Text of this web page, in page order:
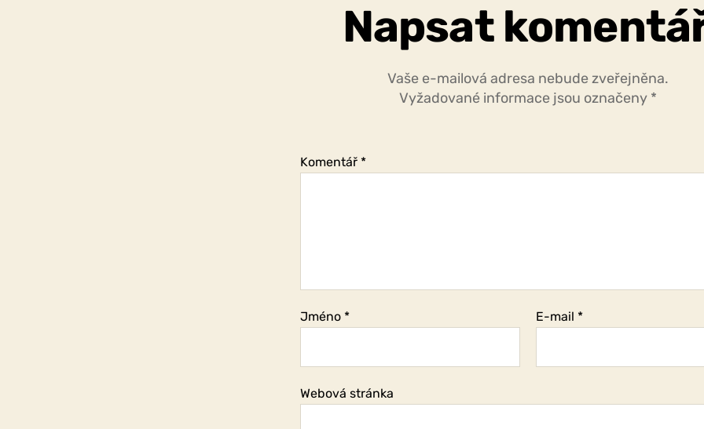
Napsat
Vaše e-mailová adresa nebude zveřejněna.
Vyžadované informace jsou označeny *
Komentář *
Jméno * E-mail *
Webová stránka